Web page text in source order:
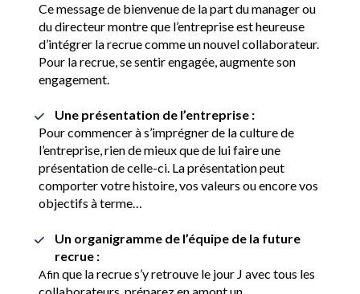
Ce message de bienvenue de la part du manager ou
du directeur montre que l’entreprise est heureuse
d’intégrer la recrue comme un nouvel collaborateur.
Pour la recrue, se sentir engagée, augmente son
engagement.
Une présentation de l’entreprise :
Pour commencer à s’imprégner de la culture de
l’entreprise, rien de mieux que de lui faire une
présentation de celle-ci. La présentation peut
comporter votre histoire, vos valeurs ou encore vos
objectifs à terme…
Un organigramme de l’équipe de la future
recrue :
Afin que la recrue s’y retrouve le jour J avec tous les